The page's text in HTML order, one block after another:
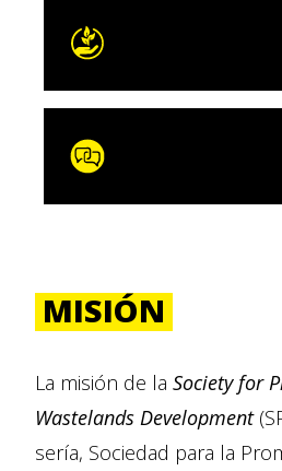
MISIÓN
La misión de la Society for
Wastelands Development
sería, Sociedad para la